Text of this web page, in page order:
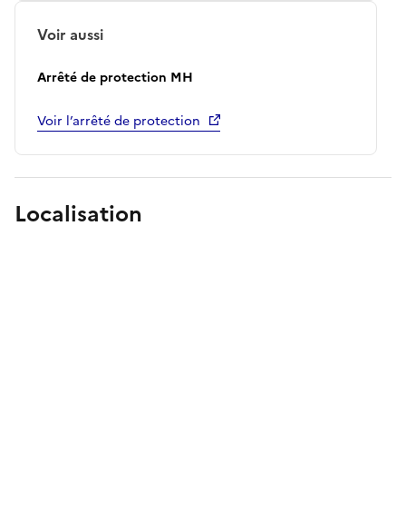
Voir aussi
Arrêté de protection MH
Voir l’arrêté de protection
Localisation